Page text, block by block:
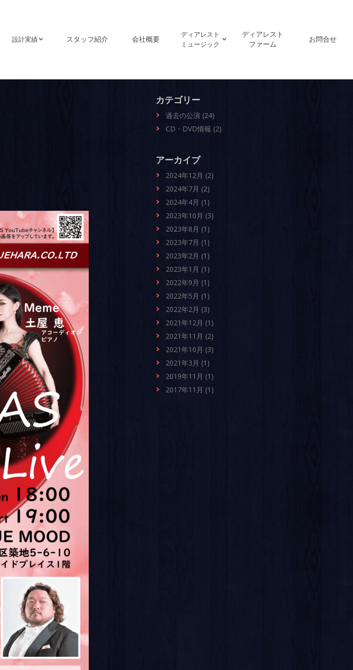
設計実績 スタッフ紹介 会社概要
ディアレスト
ミュージック
ディアレスト
ファーム
お問合せ
カテゴリー
過去の公演 (24)
CD・DVD情報 (2)
アーカイブ
2024年12月 (2)
2024年7月 (2)
2024年4月 (1)
2023年10月 (3)
2023年8月 (1)
2023年7月 (1)
2023年2月 (1)
2023年1月 (1)
2022年9月 (1)
2022年5月 (1)
2022年2月 (3)
2021年12月 (1)
2021年11月 (2)
2021年10月 (3)
2021年3月 (1)
2019年11月 (1)
2017年11月 (1)